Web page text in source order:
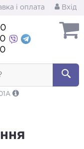
і оплата Вхід